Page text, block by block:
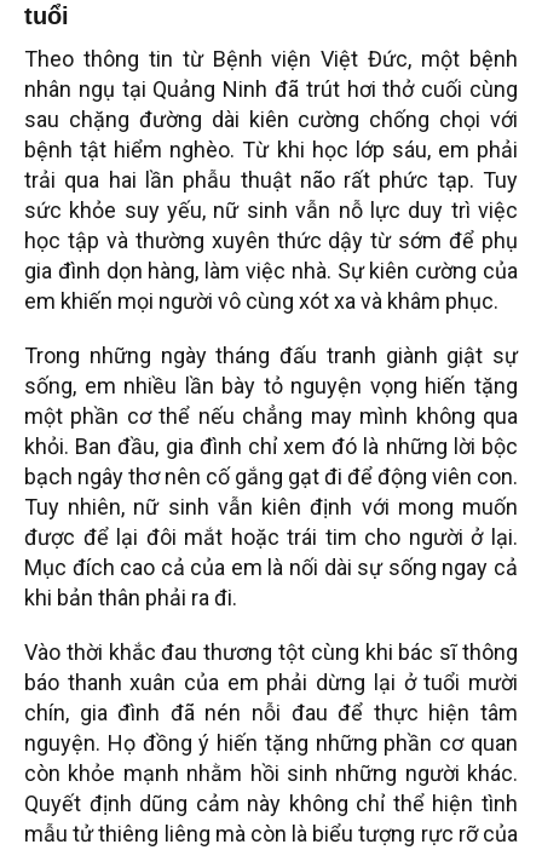
tuổi
Theo thông tin từ Bệnh viện Việt Đức, một bệnh
nhân ngụ tại Quảng Ninh đã trút hơi thở cuối cùng
sau chặng đường dài kiên cường chống chọi với
bệnh tật hiểm nghèo. Từ khi học lớp sáu, em phải
trải qua hai lần phẫu thuật não rất phức tạp. Tuy
sức khỏe suy yếu, nữ sinh vẫn nỗ lực duy trì việc
học tập và thường xuyên thức dậy từ sớm để phụ
gia đình dọn hàng, làm việc nhà. Sự kiên cường của
em khiến mọi người vô cùng xót xa và khâm phục.
Trong những ngày tháng đấu tranh giành giật sự
sống, em nhiều lần bày tỏ nguyện vọng hiến tặng
một phần cơ thể nếu chẳng may mình không qua
khỏi. Ban đầu, gia đình chỉ xem đó là những lời bộc
bạch ngây thơ nên cố gắng gạt đi để động viên con.
Tuy nhiên, nữ sinh vẫn kiên định với mong muốn
được để lại đôi mắt hoặc trái tim cho người ở lại.
Mục đích cao cả của em là nối dài sự sống ngay cả
khi bản thân phải ra đi.
Vào thời khắc đau thương tột cùng khi bác sĩ thông
báo thanh xuân của em phải dừng lại ở tuổi mười
chín, gia đình đã nén nỗi đau để thực hiện tâm
nguyện. Họ đồng ý hiến tặng những phần cơ quan
còn khỏe mạnh nhằm hồi sinh những người khác.
Quyết định dũng cảm này không chỉ thể hiện tình
mẫu tử thiêng liêng mà còn là biểu tượng rực rỡ của